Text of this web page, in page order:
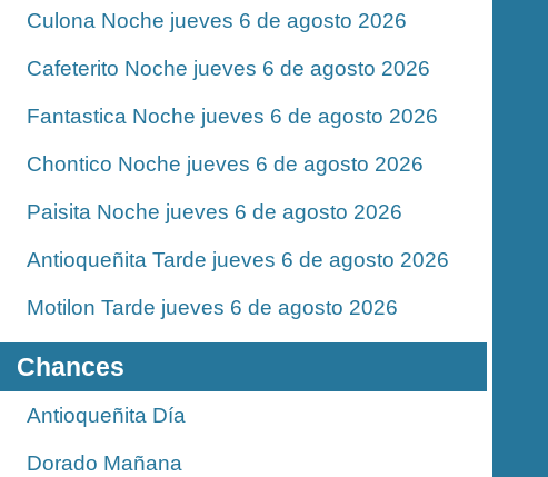
Culona Noche jueves 6 de agosto 2026
Cafeterito Noche jueves 6 de agosto 2026
Fantastica Noche jueves 6 de agosto 2026
Chontico Noche jueves 6 de agosto 2026
Paisita Noche jueves 6 de agosto 2026
Antioqueñita Tarde jueves 6 de agosto 2026
Motilon Tarde jueves 6 de agosto 2026
Chances
Antioqueñita Día
Dorado Mañana